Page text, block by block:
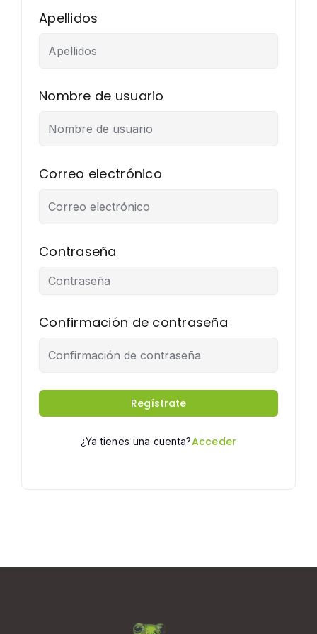
Apellidos
Nombre de usuario
Correo electrónico
Contraseña
Confirmación de contraseña
Regístrate
¿Ya tienes una cuenta?Acceder